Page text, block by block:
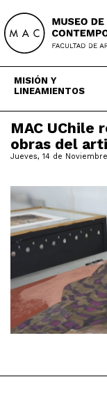
content
MISIÓN Y
LINEAMIENTOS
MAC UChile
obras del
Jueves, 14 de